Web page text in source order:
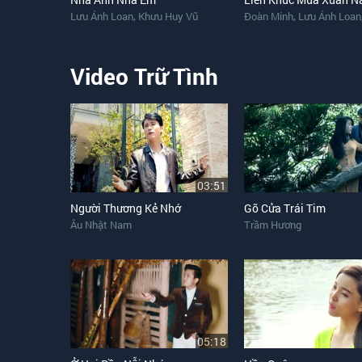
Lưu Ánh Loan, Khưu Huy Vũ Đoàn Minh, Lưu Ánh Loan,
Video Trữ Tình
03:51
Người Thương Kẻ Nhớ
Âu Nhật Nam
Gõ Cửa Trái Tim
Trầm Hương
05:18